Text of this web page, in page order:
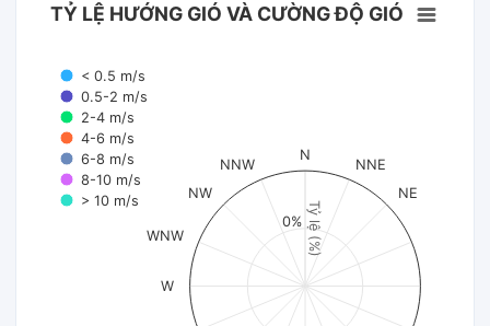
Tỷ lệ (%)
TỶ LỆ HƯỚNG GIÓ VÀ CƯỜNG ĐỘ GIÓ
< 0.5 m/s
0.5-2 m/s
2-4 m/s
4-6 m/s
6-8 m/s
8-10 m/s
> 10 m/s
N
NNE
NE
W
WNW
NW
NNW
0%